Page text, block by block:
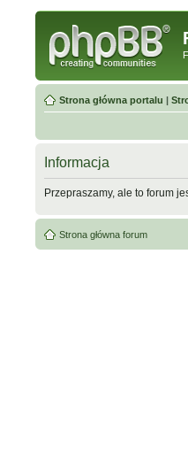
Strona główna portalu |
Informacja
Przepraszamy, ale to forum
Strona główna forum